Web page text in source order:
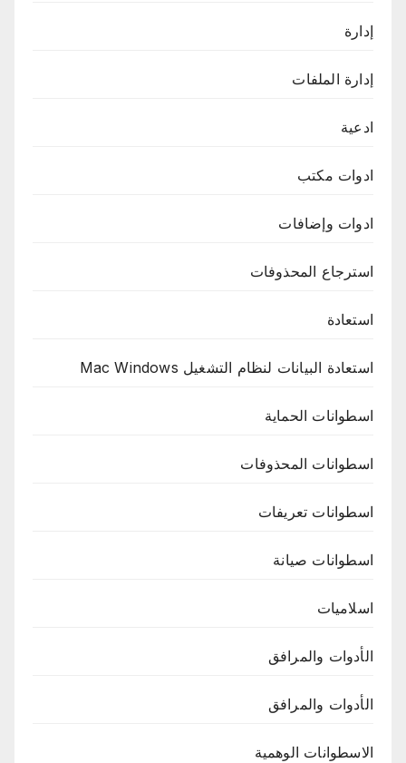
إدارة
إدارة الملفات
ادعية
ادوات مكتب
ادوات وإضافات
استرجاع المحذوفات
استعادة
استعادة البيانات لنظام التشغيل Mac Windows
اسطوانات الحماية
اسطوانات المحذوفات
اسطوانات تعريفات
اسطوانات صيانة
اسلاميات
الأدوات والمرافق
الأدوات والمرافق
الاسطوانات الوهمية